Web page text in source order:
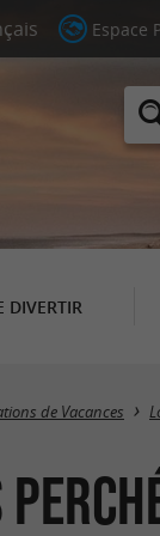
Espace
DIVERTIR
de Vacances